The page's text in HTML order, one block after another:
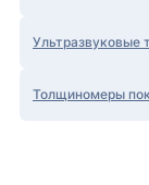
Ультразвуковые
Толщиномеры